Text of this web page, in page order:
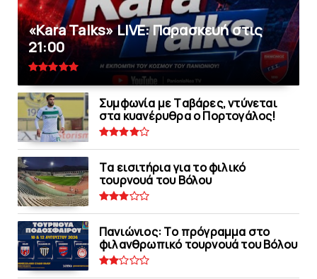
«Kara Talks» LIVE: Παρασκευή στις
21:00
Συμφωνία με Tαβάρες, ντύνεται
στα κυανέρυθρα ο Πορτογάλος!
Tα εισιτήρια για το φιλικό
τουρνουά του Bόλου
Πανιώνιoς: Tο πρόγραμμα στο
φιλανθρωπικό τουρνουά του Bόλου